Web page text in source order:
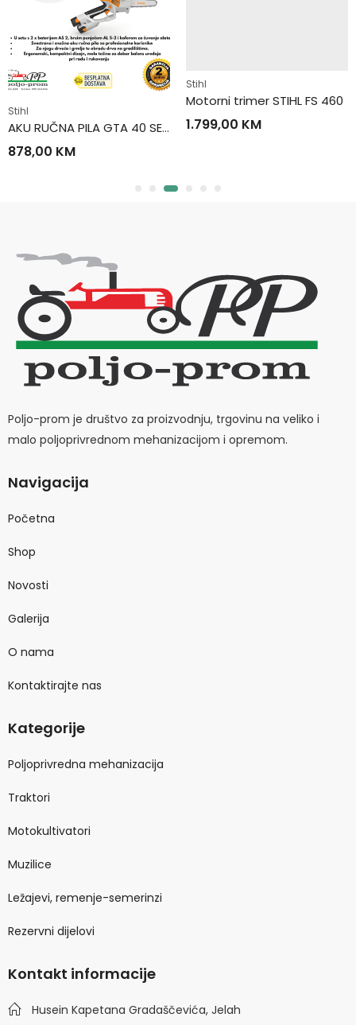
Stihl
AKU RUČNA PILA GTA 40 SET (2xAS 2 + AL 5-2)
878,00 KM
Stihl
Motorni trimer STIHL FS 460
1.799,00 KM
Poljo-prom je društvo za proizvodnju, trgovinu na veliko i
malo poljoprivrednom mehanizacijom i opremom.
Navigacija
Početna
Shop
Novosti
Galerija
O nama
Kontaktirajte nas
Kategorije
Poljoprivredna mehanizacija
Traktori
Motokultivatori
Muzilice
Ležajevi, remenje-semerinzi
Rezervni dijelovi
Kontakt informacije
Husein Kapetana Gradaščevića, Jelah